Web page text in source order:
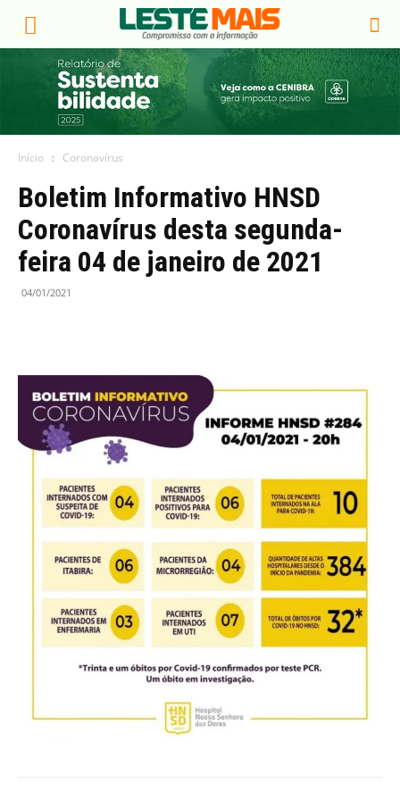
Início Coronavírus
Boletim Informativo HNSD
Coronavírus desta segunda-
feira 04 de janeiro de 2021
04/01/2021